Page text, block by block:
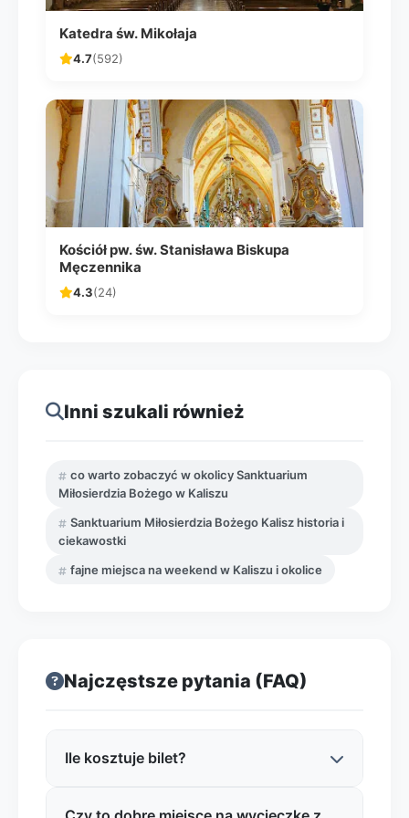
Katedra św. Mikołaja
4.7(592)
Kościół pw. św. Stanisława Biskupa
Męczennika
4.3(24)
Inni szukali również
co warto zobaczyć w okolicy Sanktuarium
Miłosierdzia Bożego w Kaliszu
Sanktuarium Miłosierdzia Bożego Kalisz historia i
ciekawostki
fajne miejsca na weekend w Kaliszu i okolice
Najczęstsze pytania (FAQ)
Ile kosztuje bilet?